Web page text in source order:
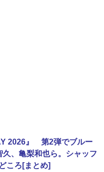
2026』 第2弾でブルー
久、亀梨和也ら。シャッフ
ころ[まとめ]